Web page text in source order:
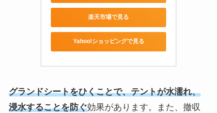
楽天市場で見る
Yahoo!ショッピングで見る
グランドシートをひくことで、テントが水濡れ、
浸水することを防ぐ効果があります。また、撤収